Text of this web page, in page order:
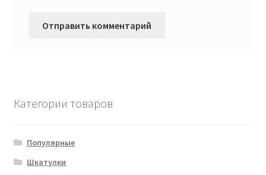
Категории товаров
Популярные
Шкатулки